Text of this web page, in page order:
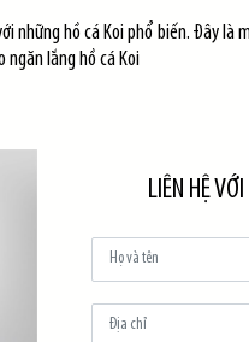
những hồ cá Koi phổ biến. Đây
lắng hồ cá Koi
LIÊN HỆ